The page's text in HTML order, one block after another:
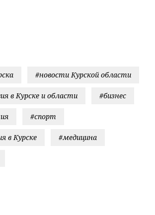
#новости Курской области
в Курске и области #бизнес
#спорт
в Курске #медицина